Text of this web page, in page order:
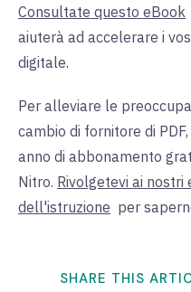
Consultate questo eBook
aiuterà ad accelerare i
digitale.
Per alleviare le
cambio di fornitore di
anno di abbonamento
Nitro. Rivolgetevi ai
dell'istruzione per
SHARE THIS